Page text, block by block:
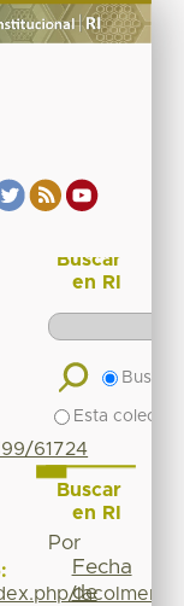
61724
Buscar
en RI
Buscar
Esta
Buscar
en RI
Por
Fecha
de